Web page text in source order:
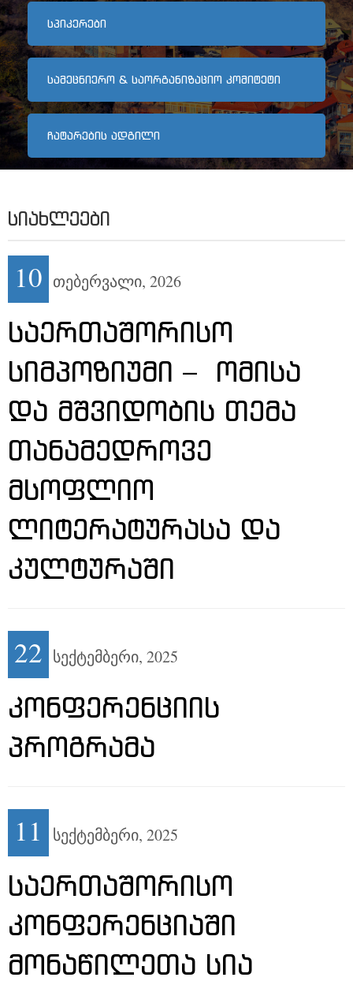
ᲡᲞᲘᲙᲔᲠᲔᲑᲘ
ᲡᲐᲛᲔᲪᲜᲘᲔᲠᲝ & ᲡᲐᲝᲠᲒᲐᲜᲘᲖᲐᲪᲘᲝ ᲙᲝᲛᲘᲢᲔᲢᲘ
ᲩᲐᲢᲐᲠᲔᲑᲘᲡ ᲐᲓᲒᲘᲚᲘ
ᲡᲘᲐᲮᲚᲔᲔᲑᲘ
10 თებერვალი, 2026
ᲡᲐᲔᲠᲗᲐᲨᲝᲠᲘᲡᲝ
ᲡᲘᲛᲞᲝᲖᲘᲣᲛᲘ – ᲝᲛᲘᲡᲐ
ᲓᲐ ᲛᲨᲕᲘᲓᲝᲑᲘᲡ ᲗᲔᲛᲐ
ᲗᲐᲜᲐᲛᲔᲓᲠᲝᲕᲔ
ᲛᲡᲝᲤᲚᲘᲝ
ᲚᲘᲢᲔᲠᲐᲢᲣᲠᲐᲡᲐ ᲓᲐ
ᲙᲣᲚᲢᲣᲠᲐᲨᲘ
22 სექტემბერი, 2025
ᲙᲝᲜᲤᲔᲠᲔᲜᲪᲘᲘᲡ
ᲞᲠᲝᲒᲠᲐᲛᲐ
11 სექტემბერი, 2025
ᲡᲐᲔᲠᲗᲐᲨᲝᲠᲘᲡᲝ
ᲙᲝᲜᲤᲔᲠᲔᲜᲪᲘᲐᲨᲘ
ᲛᲝᲜᲐᲬᲘᲚᲔᲗᲐ ᲡᲘᲐ